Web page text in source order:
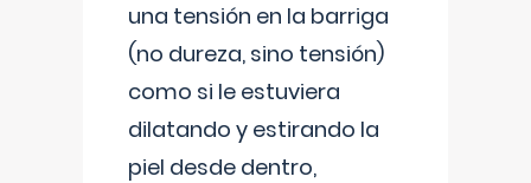
una tensión en la barriga
(no dureza, sino tensión)
como si le estuviera
dilatando y estirando la
piel desde dentro,